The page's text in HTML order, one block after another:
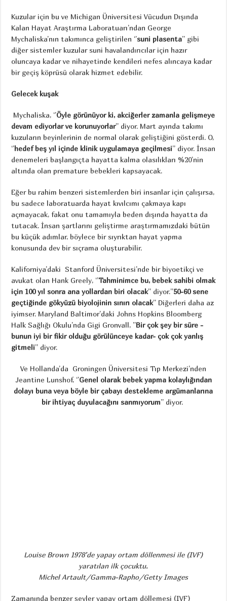
Kuzular için bu ve Michigan Üniversitesi Vücudun Dışında
Kalan Hayat Araştırma Laboratuarı’ndan George
Mychaliska’nın takımınca geliştirilen ‘’suni plasenta’’ gibi
diğer sistemler kuzular suni havalandırıcılar için hazır
oluncaya kadar ve nihayetinde kendileri nefes alıncaya kadar
bir geçiş köprüsü olarak hizmet edebilir.
Gelecek kuşak
Mychaliska, ‘’Öyle görünüyor ki, akciğerler zamanla gelişmeye
devam ediyorlar ve korunuyorlar’’ diyor. Mart ayında takımı
kuzuların beyinlerinin de normal olarak geliştiğini gösterdi. O,
‘’hedef beş yıl içinde klinik uygulamaya geçilmesi’’ diyor. İnsan
denemeleri başlangıçta hayatta kalma olasılıkları %20’nin
altında olan premature bebekleri kapsayacak.
Eğer bu rahim benzeri sistemlerden biri insanlar için çalışırsa,
bu sadece laboratuarda hayat kıvılcımı çakmaya kapı
açmayacak, fakat onu tamamıyla beden dışında hayatta da
tutacak. İnsan şartlarını geliştirme araştırmamızdaki bütün
bu küçük adımlar, böylece bir sıyrıktan hayat yapma
konusunda dev bir sıçrama oluşturabilir.
Kaliforniya’daki Stanford Üniversitesi’nde bir biyoetikçi ve
avukat olan Hank Greely, ‘’Tahminimce bu, bebek sahibi olmak
için 100 yıl sonra ana yollardan biri olacak’’ diyor.’’50-60 sene
geçtiğinde gökyüzü biyolojinin sınırı olacak’’ Diğerleri daha az
iyimser. Maryland Baltimor’daki Johns Hopkins Bloomberg
Halk Sağlığı Okulu’nda Gigi Gronvall, ’’Bir çok şey bir süre -
bunun iyi bir fikir olduğu görülünceye kadar- çok çok yanlış
gitmeli’’ diyor.
Ve Hollanda’da Groningen Üniversitesi Tıp Merkezi’nden
Jeantine Lunshof, ‘’Genel olarak bebek yapma kolaylığından
dolayı buna veya böyle bir çabayı destekleme argümanlarına
bir ihtiyaç duyulacağını sanmıyorum’’ diyor.
Louise Brown 1978’de yapay ortam döllenmesi ile (IVF)
yaratılan ilk çocuktu.
Michel Artault/Gamma-Rapho/Getty Images
Zamanında benzer şeyler yapay ortam döllemesi (IVF)